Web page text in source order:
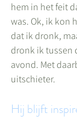
hem in het feit
was. Ok, ik kon
dat ik dronk,
dronk ik tussen
avond. Met
uitschieter.
Hij blijft